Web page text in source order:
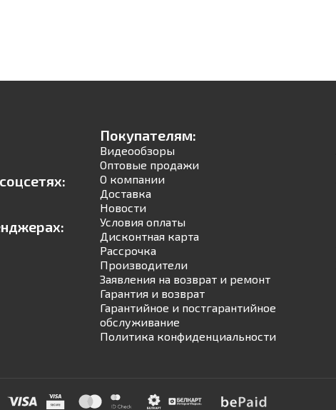
Покупателям:
Видеообзоры
Оптовые продажи
О компании
Доставка
Новости
Условия оплаты
Дисконтная карта
Рассрочка
Производители
Заявления на возврат и ремонт
Гарантия и возврат
Гарантийное и постгарантийное
обслуживание
Политика конфиденциальности